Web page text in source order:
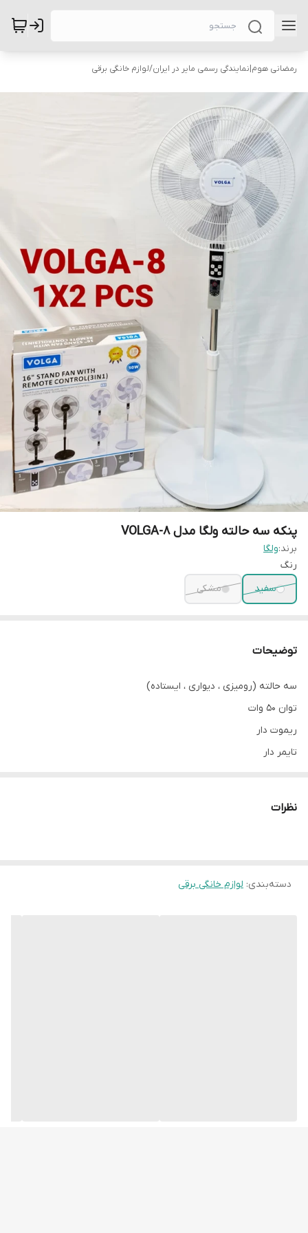
رمضانی هوم|نمایندگی رسمی مایر در ایران/لوازم خانگی برقی
پنکه سه حالته ولگا مدل VOLGA-8
برند:ولگا
رنگ
سفید
مشکی
توضیحات
سه حالته (رومیزی ، دیواری ، ایستاده)
توان 50 وات
ریموت دار
تایمر دار
نظرات
دسته‌بندی: لوازم خانگی برقی